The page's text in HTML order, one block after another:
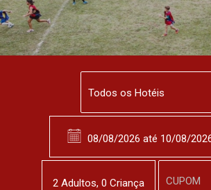
2 Adultos, 0 Criança